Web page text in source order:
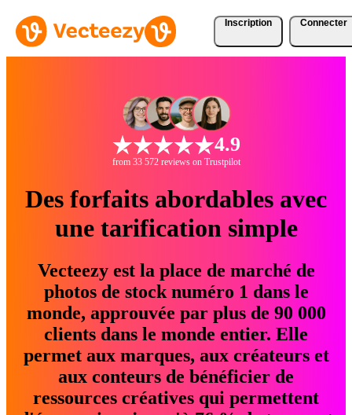
Inscription Connecter
4.9
from 33 572 reviews on Trustpilot
Des forfaits abordables avec
une tarification simple
Vecteezy est la place de marché de
photos de stock numéro 1 dans le
monde, approuvée par plus de 90 000
clients dans le monde entier. Elle
permet aux marques, aux créateurs et
aux conteurs de bénéficier de
ressources créatives qui permettent